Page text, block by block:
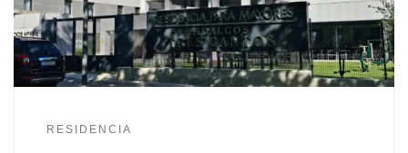
RESIDENCIA